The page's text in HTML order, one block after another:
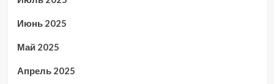
Июнь 2025
Май 2025
Апрель 2025